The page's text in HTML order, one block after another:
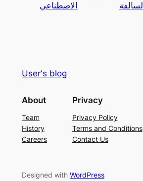
الاصطناعي
السالفة
User's blog
About
Team
History
Careers
Privacy
Privacy Policy
Terms and Conditions
Contact Us
Designed with WordPress